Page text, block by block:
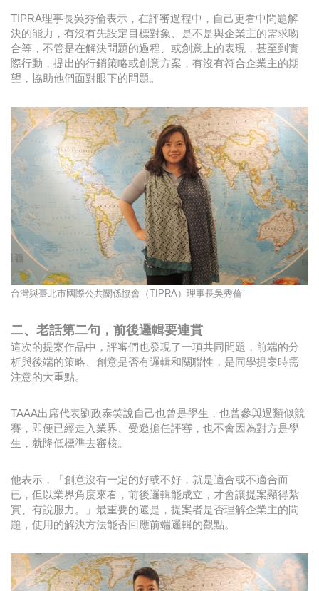
TIPRA理事長吳秀倫表示，在評審過程中，自己更看中問題解
決的能力，有沒有先設定目標對象、是不是與企業主的需求吻
合等，不管是在解決問題的過程、或創意上的表現，甚至到實
際行動，提出的行銷策略或創意方案，有沒有符合企業主的期
望，協助他們面對眼下的問題。
台灣與臺北市國際公共關係協會（TIPRA）理事長吳秀倫
二、老話第二句，前後邏輯要連貫
這次的提案作品中，評審們也發現了一項共同問題，前端的分
析與後端的策略、創意是否有邏輯和關聯性，是同學提案時需
注意的大重點。
TAAA出席代表劉政泰笑說自己也曾是學生，也曾參與過類似競
賽，即便已經走入業界、受邀擔任評審，也不會因為對方是學
生，就降低標準去審核。
他表示，「創意沒有一定的好或不好，就是適合或不適合而
已，但以業界角度來看，前後邏輯能成立，才會讓提案顯得紮
實、有說服力。」最重要的還是，提案者是否理解企業主的問
題，使用的解決方法能否回應前端邏輯的觀點。